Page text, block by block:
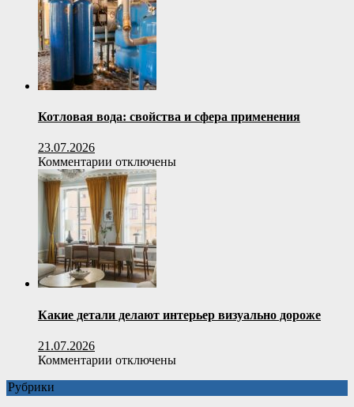
умный
выбор
для
строительства
и
утепления
Котловая вода: свойства и сфера применения
23.07.2026
Комментарии к
записи
Котловая
вода:
свойства
и
сфера
применения
отключены
Какие детали делают интерьер визуально дороже
21.07.2026
Комментарии котключены
Рубрики